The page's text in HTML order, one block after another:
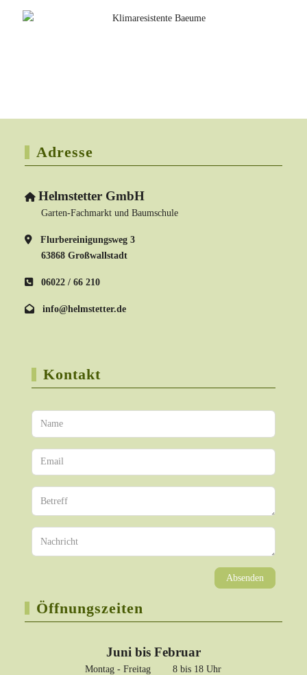
Adresse
Helmstetter GmbH
Garten-Fachmarkt und Baumschule
Flurbereinigungsweg 3
63868 Großwallstadt
06022 / 66 210
info@helmstetter.de
Kontakt
Absenden
Öffnungszeiten
Juni bis Februar
Montag - Freitag 8 bis 18 Uhr